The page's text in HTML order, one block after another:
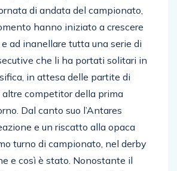
di andata del campionato,
hanno iniziato a crescere
ad inanellare tutta una serie di
che li ha portati solitari in
in attesa delle partite di
altre competitor della prima
Dal canto suo l’Antares
e un riscatto alla opaca
turno di campionato, nel derby
e così è stato. Nonostante il